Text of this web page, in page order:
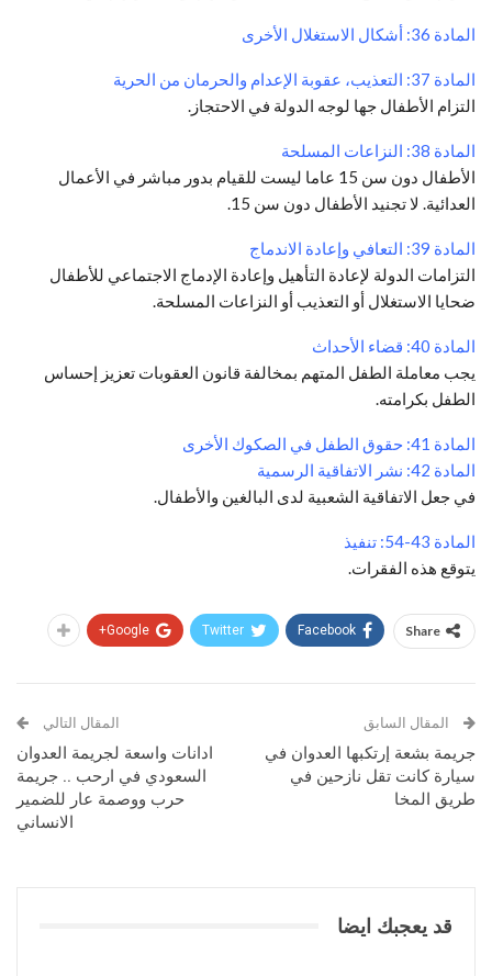
المادة 36: أشكال الاستغلال الأخرى
المادة 37: التعذيب، عقوبة الإعدام والحرمان من الحرية
التزام الأطفال جها لوجه الدولة في الاحتجاز.
المادة 38: النزاعات المسلحة
الأطفال دون سن 15 عاما ليست للقيام بدور مباشر في الأعمال
العدائية. لا تجنيد الأطفال دون سن 15.
المادة 39: التعافي وإعادة الاندماج
التزامات الدولة لإعادة التأهيل وإعادة الإدماج الاجتماعي للأطفال
ضحايا الاستغلال أو التعذيب أو النزاعات المسلحة.
المادة 40: قضاء الأحداث
يجب معاملة الطفل المتهم بمخالفة قانون العقوبات تعزيز إحساس
الطفل بكرامته.
المادة 41: حقوق الطفل في الصكوك الأخرى
المادة 42: نشر الاتفاقية الرسمية
في جعل الاتفاقية الشعبية لدى البالغين والأطفال.
المادة 43-54: تنفيذ
يتوقع هذه الفقرات.
Share
Facebook
Twitter
Google+
المقال السابق
جريمة بشعة إرتكبها العدوان في
سيارة كانت تقل نازحين في
طريق المخا
المقال التالي
ادانات واسعة لجريمة العدوان
السعودي في ارحب .. جريمة
حرب ووصمة عار للضمير
الانساني
قد يعجبك ايضا